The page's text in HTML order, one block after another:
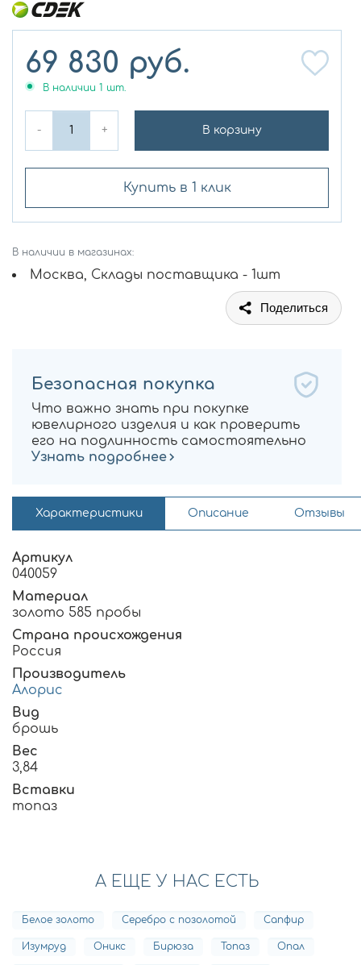
69 830 руб.
В наличии 1 шт.
- + В корзину
Купить в 1 клик
В наличии в магазинах:
Москва, Склады поставщика - 1шт
Поделиться
Безопасная покупка
Что важно знать при покупке
ювелирного изделия и как проверить
его на подлинность самостоятельно
Узнать подробнее
Характеристики Описание Отзывы
Артикул
040059
Материал
золото 585 пробы
Страна происхождения
Россия
Производитель
Алорис
Вид
брошь
Вес
3,84
Вставки
топаз
А ЕЩЕ У НАС ЕСТЬ
Белое золото Серебро с позолотой Сапфир
Изумруд Оникс Бирюза Топаз Опал